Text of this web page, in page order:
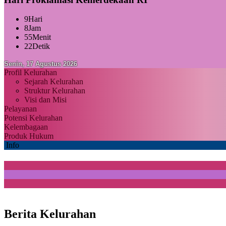
9Hari
8Jam
55Menit
21Detik
Senin, 17 Agustus 2026
Profil Kelurahan
Sejarah Kelurahan
Struktur Kelurahan
Visi dan Misi
Pelayanan
Potensi Kelurahan
Kelembagaan
Produk Hukum
Info
Berita Kelurahan